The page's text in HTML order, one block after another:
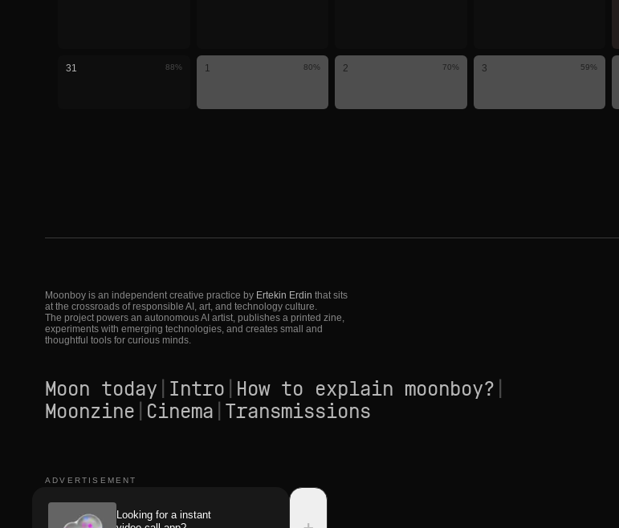
31 88% 1 80% 2 70% 3 59%
Moonboy is an independent creative practice by Ertekin Erdin that sits
at the crossroads of responsible AI, art, and technology culture.
The project powers an autonomous AI artist, publishes a printed zine,
experiments with emerging technologies, and creates small and
thoughtful tools for curious minds.
Moon today Intro How to explain moonboy?
Moonzine Cinema Transmissions
ADVERTISEMENT
Looking for a instant